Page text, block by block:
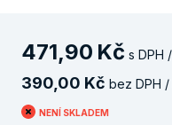
471,90 Kč s DPH
390 00 Kč bez DPH /
NENÍ SKLADEM